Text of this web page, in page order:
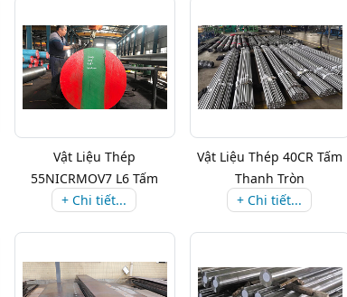
Vật Liệu Thép
55NICRMOV7 L6 Tấm
Thanh Tròn
+ Chi tiết...
Vật Liệu Thép 40CR Tấm
Thanh Tròn
+ Chi tiết...